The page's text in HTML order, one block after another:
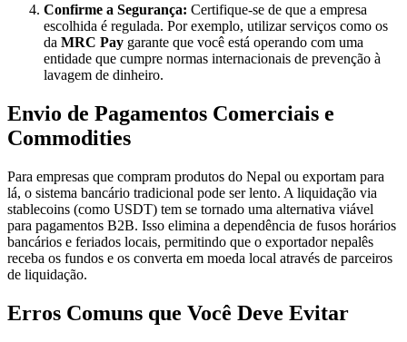
Confirme a Segurança: Certifique-se de que a empresa
escolhida é regulada. Por exemplo, utilizar serviços como os
da MRC Pay garante que você está operando com uma
entidade que cumpre normas internacionais de prevenção à
lavagem de dinheiro.
Envio de Pagamentos Comerciais e
Commodities
Para empresas que compram produtos do Nepal ou exportam para
lá, o sistema bancário tradicional pode ser lento. A liquidação via
stablecoins (como USDT) tem se tornado uma alternativa viável
para pagamentos B2B. Isso elimina a dependência de fusos horários
bancários e feriados locais, permitindo que o exportador nepalês
receba os fundos e os converta em moeda local através de parceiros
de liquidação.
Erros Comuns que Você Deve Evitar